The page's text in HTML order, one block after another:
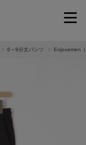
6～9分丈パンツ Enjouemen